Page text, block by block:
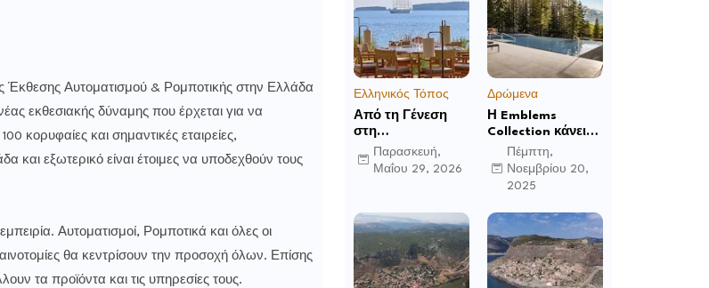
Έκθεσης Αυτοματισμού & Ρομποτικής στην Ελλάδα
εκθεσιακής δύναμης που έρχεται για να
κορυφαίες και σημαντικές εταιρείες,
και εξωτερικό είναι έτοιμες να υποδεχθούν τους
Αυτοματισμοί, Ρομποτικά και όλες οι
θα κεντρίσουν την προσοχή όλων. Επίσης
τα προϊόντα και τις υπηρεσίες τους.
Ελληνικός Τόπος
Από τη Γένεση
στη
Μεταμόρφωση:
Το Mandarin
αποκαλύπτει μια
νέα σεζόν
βιωματικών
εμπειριών
Παρασκευή,
Μαΐου 29, 2026
Δρώμενα
Η Emblems
Collection κάνει
το ντεμπούτο της
στο Ηνωμένο
Βασίλειο με το
Hotel & Spa και
ανακοινώνει άλλα
έξι ανοίγματα για
το 2026 και μετά
Πέμπτη,
Νοεμβρίου 20,
2025